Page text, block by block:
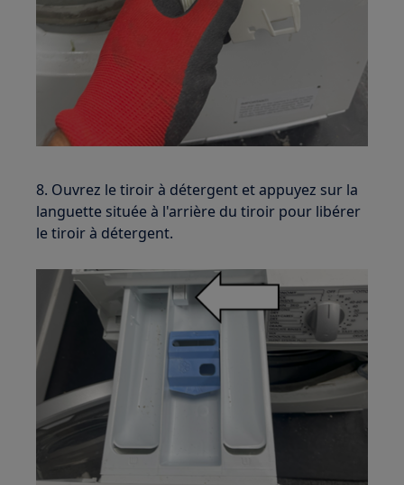
8. Ouvrez le tiroir à détergent et appuyez sur la
languette située à l'arrière du tiroir pour libérer
le tiroir à détergent.